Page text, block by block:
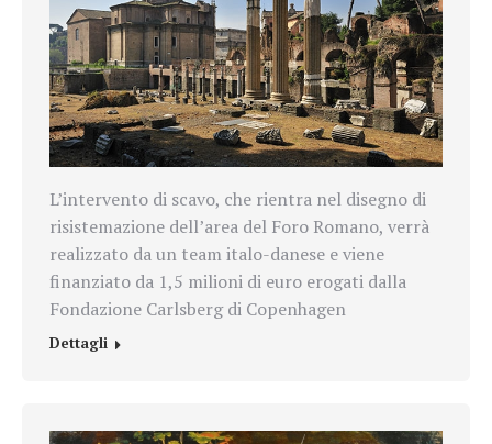
L’intervento di scavo, che rientra nel disegno di
risistemazione dell’area del Foro Romano, verrà
realizzato da un team italo-danese e viene
finanziato da 1,5 milioni di euro erogati dalla
Fondazione Carlsberg di Copenhagen
Dettagli